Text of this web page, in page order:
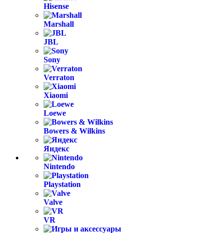
Hisense
Marshall
JBL
Sony
Verraton
Xiaomi
Loewe
Bowers & Wilkins
Яндекс
Nintendo
Playstation
Valve
VR